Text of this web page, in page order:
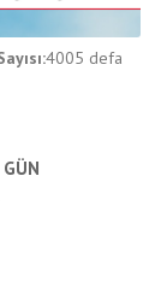
4005 defa